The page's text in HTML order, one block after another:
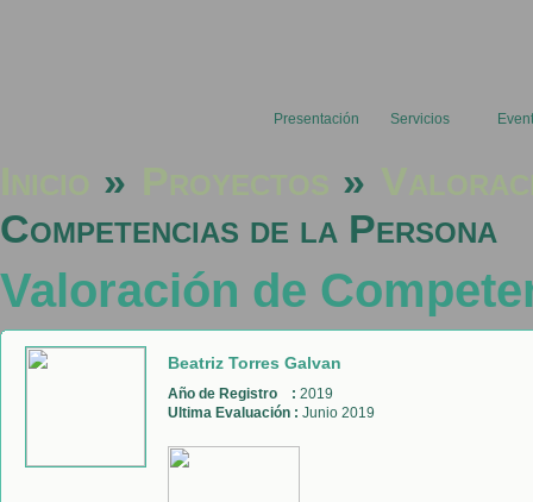
Presentación Servicios
» »
Competencias de la Persona
Valoración de
Beatriz Torres Galvan
Año de Registro : 2019
Ultima Evaluación : Junio 2019